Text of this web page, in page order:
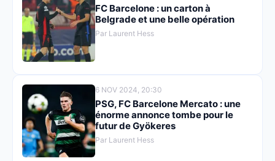
FC Barcelone : un carton à
Belgrade et une belle opération
Par Laurent Hess
6 NOV 2024, 20:30
PSG, FC Barcelone Mercato : une
énorme annonce tombe pour le
futur de Gyökeres
Par Laurent Hess